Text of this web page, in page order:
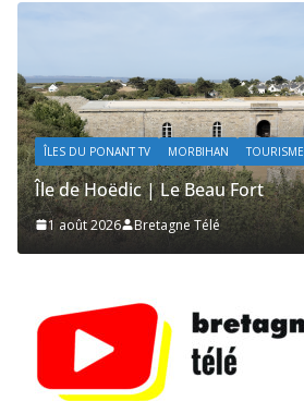
ÎLES DU PONANT TV MORBIHAN TOURISME
Île de Hoëdic | Le Beau Fort
1 août 2026 Bretagne Télé